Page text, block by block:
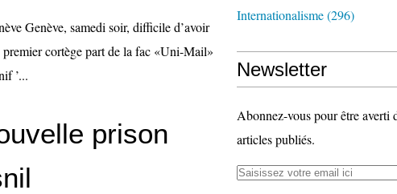
Genève, samedi soir, difficile d’avoir
cortège part de la fac «Uni-Mail»
’...
prison
Internationalisme(296)
Newsletter
Abonnez-vous pour être averti
articles publiés.